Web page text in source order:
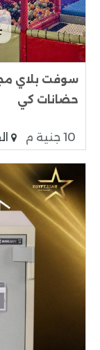
سوفت بلاي
حضانات كي
10 جنية م